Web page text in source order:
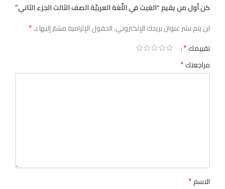
كن أول من يقيم “الغيث في اللّغة العربيّة الصف الثالث الجزء الثاني”
لن يتم نشر عنوان بريدك الإلكتروني.الحقول الإلزامية مشار إليها بـ*
تقييمك*
مراجعتك*
الاسم*